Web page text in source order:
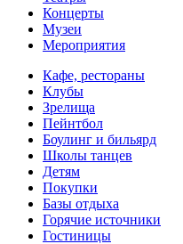
Концерты
Музеи
Мероприятия
Кафе, рестораны
Клубы
Зрелища
Пейнтбол
Боулинг и бильярд
Школы танцев
Детям
Покупки
Базы отдыха
Горячие источники
Гостиницы